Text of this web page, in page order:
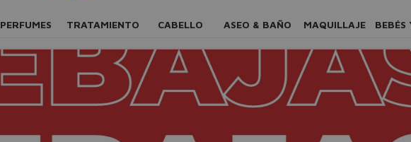
PERFUMES TRATAMIENTO CABELLO ASEO & BAÑO MAQUILLAJE BEBÉS